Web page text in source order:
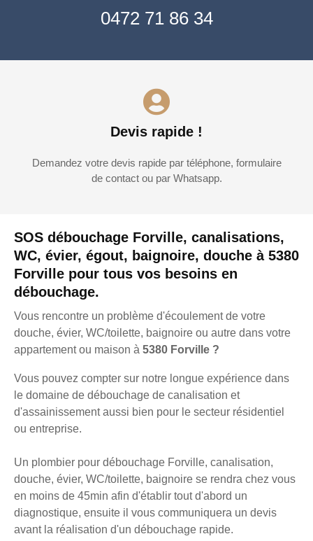
SOS débouchage Forville, canalisations,
WC, évier, égout, baignoire, douche à 5380
Forville pour tous vos besoins en
débouchage.
Vous rencontre un problème d'écoulement de votre
douche, évier, WC/toilette, baignoire ou autre dans votre
appartement ou maison à 5380 Forville ?
Vous pouvez compter sur notre longue expérience dans
le domaine de débouchage de canalisation et
d'assainissement aussi bien pour le secteur résidentiel
ou entreprise.
Un plombier pour débouchage Forville, canalisation,
douche, évier, WC/toilette, baignoire se rendra chez vous
en moins de 45min afin d'établir tout d'abord un
diagnostique, ensuite il vous communiquera un devis
avant la réalisation d'un débouchage rapide.
0472 71 86 34
Devis rapide !
Demandez votre devis rapide par téléphone, formulaire
de contact ou par Whatsapp.